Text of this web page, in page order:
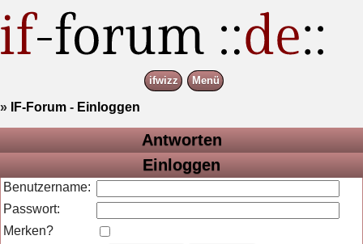
ifwizz Menü
» IF-Forum - Einloggen
Antworten
Einloggen
Benutzername:
Passwort:
Merken?